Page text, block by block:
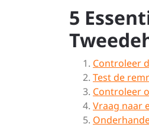
5
Controleer
Test de
Controleer
Vraag naar